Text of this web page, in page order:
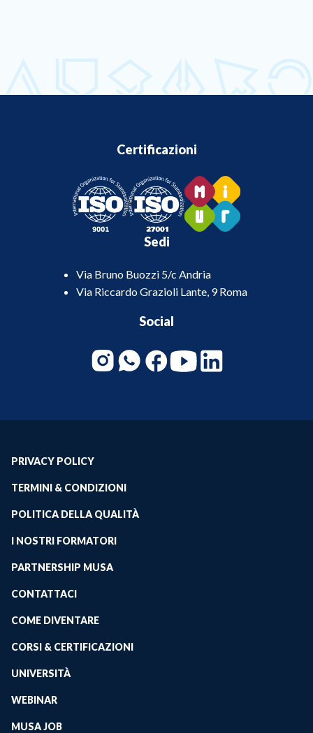
Certificazioni
Sedi
Via Bruno Buozzi 5/c Andria
Via Riccardo Grazioli Lante, 9 Roma
Social
PRIVACY POLICY
TERMINI & CONDIZIONI
POLITICA DELLA QUALITÀ
I NOSTRI FORMATORI
PARTNERSHIP MUSA
CONTATTACI
COME DIVENTARE
CORSI & CERTIFICAZIONI
UNIVERSITÀ
WEBINAR
MUSA JOB